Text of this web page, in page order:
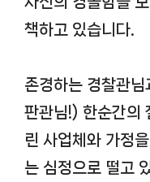
책하고 있습니다.
존경하는 경찰관
판관님!) 한순간의
린 사업체와 가정
는 심정으로 떨고